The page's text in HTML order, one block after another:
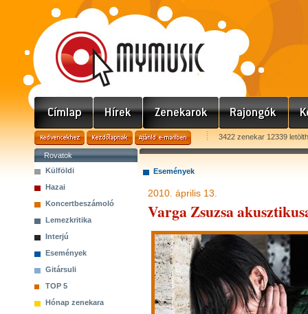
3422 zenekar 12339
Rovatok
Külföldi
Hazai
Koncertbeszámoló
Lemezkritika
Interjú
Események
Gitársuli
TOP 5
Hónap zenekara
Események
2010. április 13.
Varga Zsuzsa